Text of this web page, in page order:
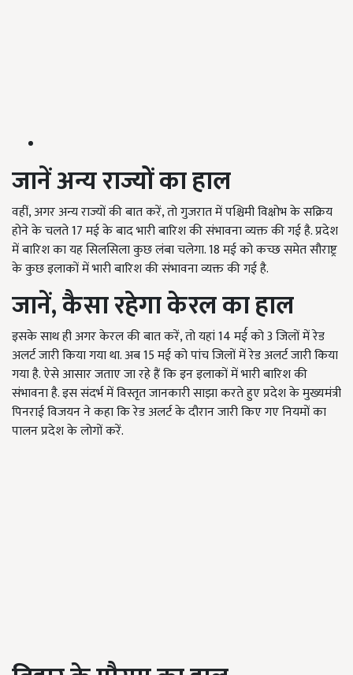
जानें अन्य राज्यों का हाल
वहीं, अगर अन्य राज्यों की बात करें, तो गुजरात में पश्चिमी विक्षोभ के सक्रिय
होने के चलते 17 मई के बाद भारी बारिश की संभावना व्यक्त की गई है. प्रदेश
में बारिश का यह सिलसिला कुछ लंबा चलेगा. 18 मई को कच्छ समेत सौराष्ट्र
के कुछ इलाकों में भारी बारिश की संभावना व्यक्त की गई है.
जानें, कैसा रहेगा केरल का हाल
इसके साथ ही अगर केरल की बात करें, तो यहां 14 मर्ई को 3 जिलों में रेड
अलर्ट जारी किया गया था. अब 15 मई को पांच जिलों में रेड अलर्ट जारी किया
गया है. ऐसे आसार जताए जा रहे हैं कि इन इलाकों में भारी बारिश की
संभावना है. इस संदर्भ में विस्तृत जानकारी साझा करते हुए प्रदेश के मुख्यमंत्री
पिनराई विजयन ने कहा कि रेड अलर्ट के दौरान जारी किए गए नियमों का
पालन प्रदेश के लोगों करें.